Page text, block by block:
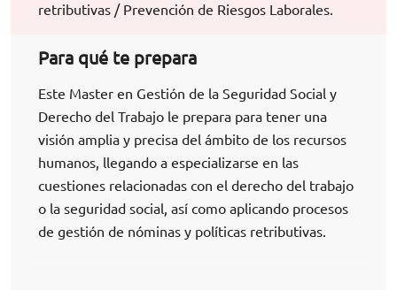
retributivas / Prevención de Riesgos Laborales.
Para qué te prepara
Este Master en Gestión de la Seguridad Social y
Derecho del Trabajo le prepara para tener una
visión amplia y precisa del ámbito de los recursos
humanos, llegando a especializarse en las
cuestiones relacionadas con el derecho del trabajo
o la seguridad social, así como aplicando procesos
de gestión de nóminas y políticas retributivas.